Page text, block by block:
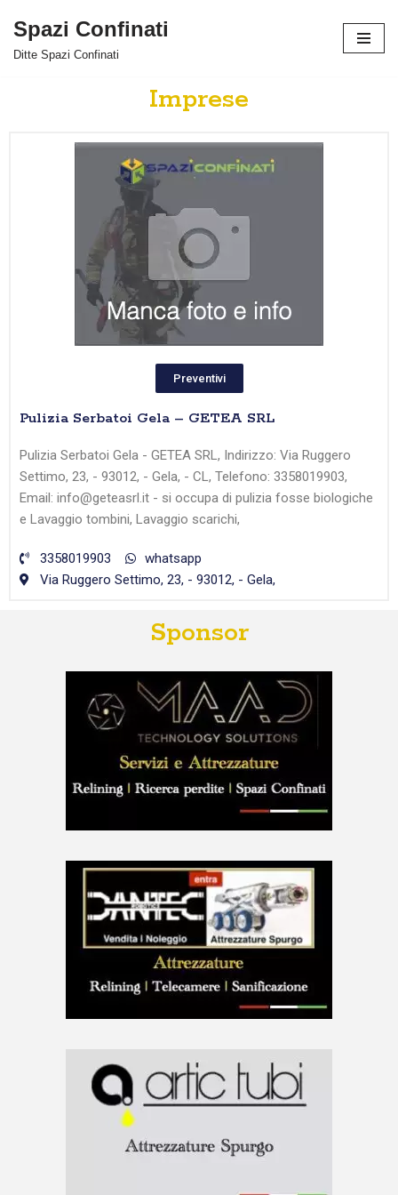
Vai
Spazi Confinati
Ditte Spazi Confinati
Imprese
Preventivi
Pulizia Serbatoi Gela – GETEA SRL
Pulizia Serbatoi Gela - GETEA SRL, Indirizzo: Via Ruggero
Settimo, 23, - 93012, - Gela, - CL, Telefono: 3358019903,
Email: info@geteasrl.it - si occupa di pulizia fosse biologiche
e Lavaggio tombini, Lavaggio scarichi,
3358019903
whatsapp
Via Ruggero Settimo, 23, - 93012, - Gela,
Sponsor